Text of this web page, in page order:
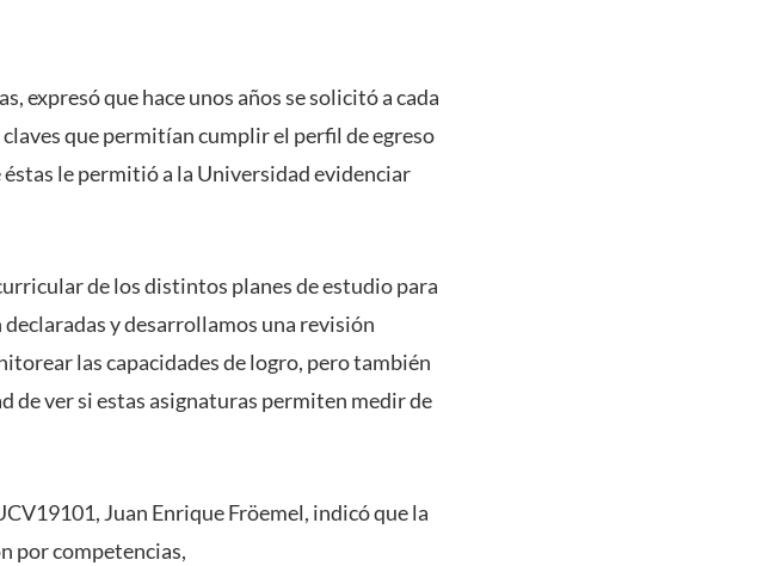
expresó que hace unos años se solicitó a cada
que permitían cumplir el perfil de egreso
le permitió a la Universidad evidenciar
de los distintos planes de estudio para
y desarrollamos una revisión
las capacidades de logro, pero también
de ver si estas asignaturas permiten medir de
Juan Enrique Fröemel, indicó que la
por competencias,